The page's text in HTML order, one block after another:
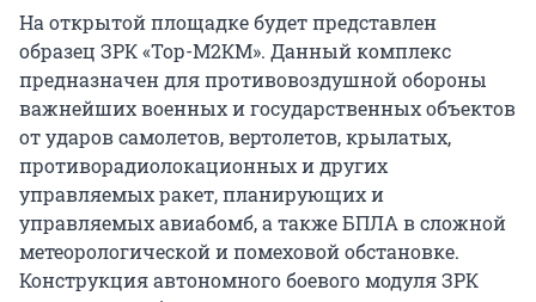
На открытой площадке будет представлен
образец ЗРК «Тор-М2КМ». Данный комплекс
предназначен для противовоздушной обороны
важнейших военных и государственных объектов
от ударов самолетов, вертолетов, крылатых,
противорадиолокационных и других
управляемых ракет, планирующих и
управляемых авиабомб, а также БПЛА в сложной
метеорологической и помеховой обстановке.
Конструкция автономного боевого модуля ЗРК